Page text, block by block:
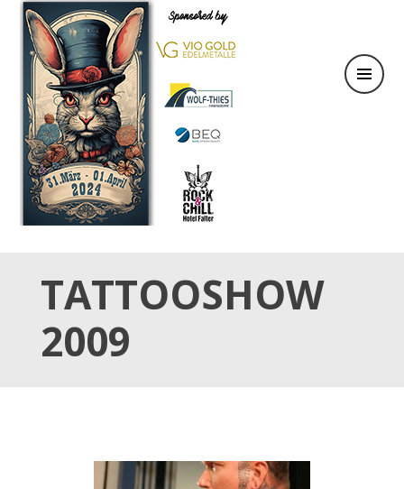
OSTER TATTOO WEEKEND
31.März & 01. April 2024
TATTOOSHOW
2009